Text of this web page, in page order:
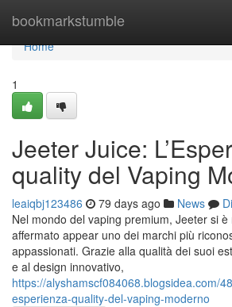
bookmarkstumble
Home
Home
1
Jeeter Juice:
quality del Vaping
leaiqbj123486 79 days ago News
Nel mondo del vaping premium, Jeeter si
affermato appear uno dei marchi più
appassionati. Grazie alla qualità dei suoi
e al design innovativo,
https://alyshamscf084068.blogsidea.com/
esperienza-quality-del-vaping-moderno